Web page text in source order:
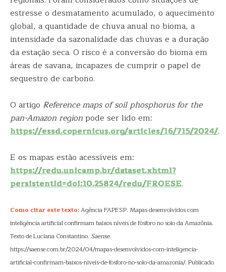
estresse o desmatamento acumulado, o aquecimento
global, a quantidade de chuva anual no bioma, a
intensidade da sazonalidade das chuvas e a duração
da estação seca. O risco é a conversão do bioma em
áreas de savana, incapazes de cumprir o papel de
sequestro de carbono.
O artigo Reference maps of soil phosphorus for the
pan-Amazon regionpode ser lido em:
https://essd.copernicus.org/articles/16/715/2024/.
E os mapas estão acessíveis em:
https://redu.unicamp.br/dataset.xhtml?
persistentId=doi:10.25824/redu/FROESE.
Como citar este texto:Agência FAPESP. Mapas desenvolvidos com
inteligência artificial confirmam baixos níveis de fósforo no solo da Amazônia.
Texto de Luciana Constantino. Saense.
https://saense.com.br/2024/04/mapas-desenvolvidos-com-inteligencia-
artificial-confirmam-baixos-niveis-de-fosforo-no-solo-da-amazonia/. Publicado